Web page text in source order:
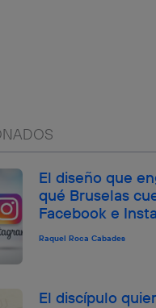
El diseño que
qué Bruselas
Facebook e
Raquel Roca Cabades
El discípulo